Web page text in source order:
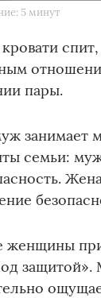
5 минут
пары.
занимает
семьи:
женщины